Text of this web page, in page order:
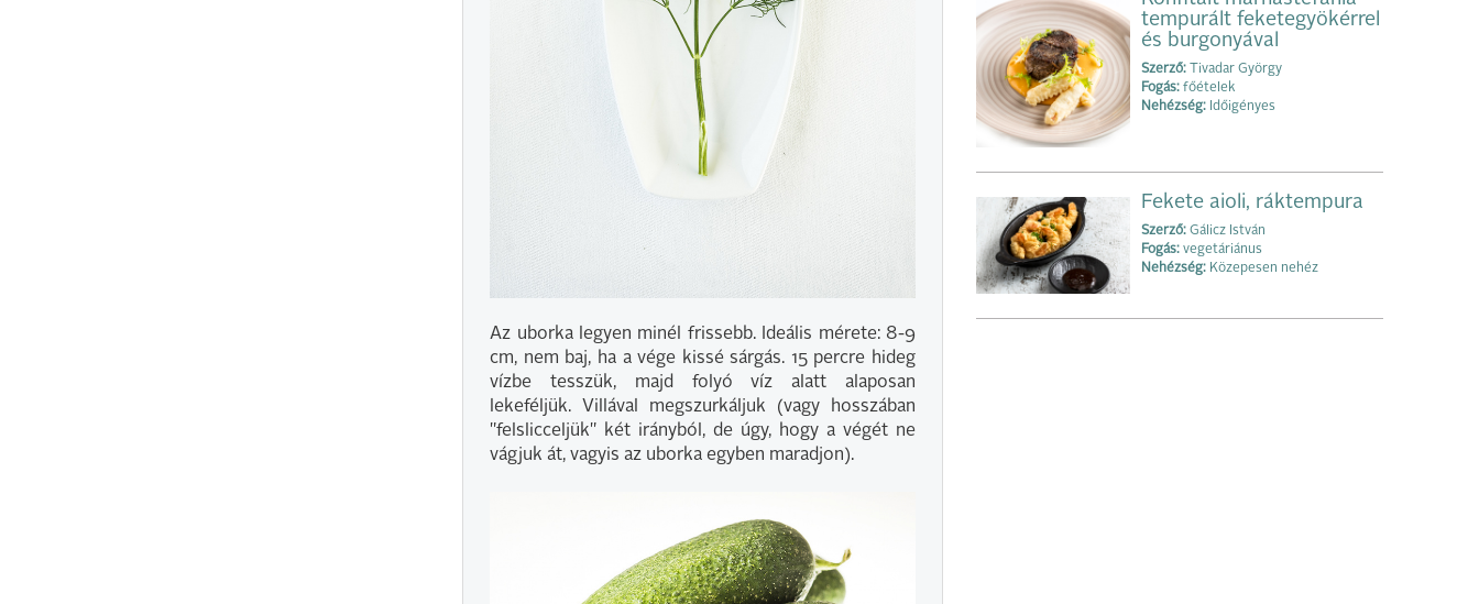
Az uborka legyen minél frissebb. Ideális mérete: 8-9
cm, nem baj, ha a vége kissé sárgás. 15 percre hideg
vízbe tesszük, majd folyó víz alatt alaposan
lekeféljük. Villával megszurkáljuk (vagy hosszában
"felslicceljük" két irányból, de úgy, hogy a végét ne
vágjuk át, vagyis az uborka egyben maradjon).
tempurált feketegyökérrel
és burgonyával
Szerző: Tivadar György
Fogás: főételek
Nehézség: Időigényes
Fekete aioli, ráktempura
Szerző: Gálicz István
Fogás: vegetáriánus
Nehézség: Közepesen nehéz